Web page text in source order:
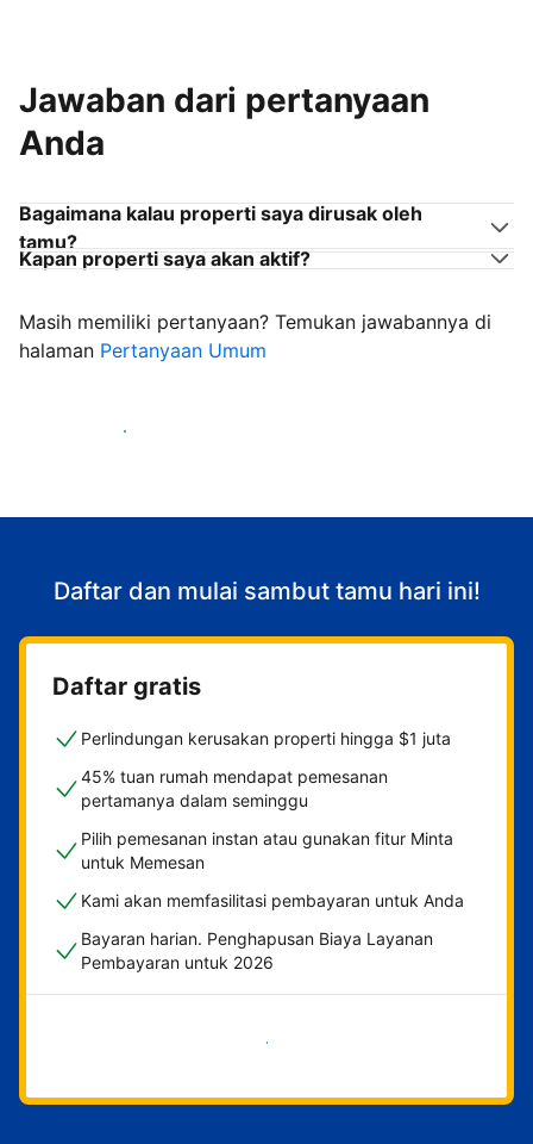
Jawaban dari pertanyaan
Anda
Bagaimana kalau properti saya dirusak oleh
tamu?
Kapan properti saya akan aktif?
Masih memiliki pertanyaan? Temukan jawabannya di
halaman Pertanyaan Umum
Mulai sambut tamu
Daftar dan mulai sambut tamu hari ini!
Daftar gratis
Perlindungan kerusakan properti hingga $1 juta
45% tuan rumah mendapat pemesanan
pertamanya dalam seminggu
Pilih pemesanan instan atau gunakan fitur Minta
untuk Memesan
Kami akan memfasilitasi pembayaran untuk Anda
Bayaran harian. Penghapusan Biaya Layanan
Pembayaran untuk 2026
Mulai sekarang